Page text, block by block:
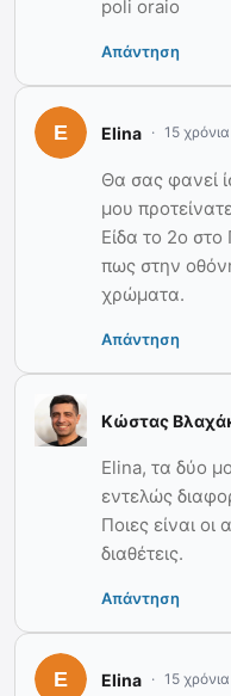
poli oraio
Απάντηση
Elina 15
Θα σας φανεί
μου
Είδα το 2ο
πως στην
χρώματα.
Απάντηση
Κώστας
Elina, τα δύο
εντελώς
Ποιες είναι
διαθέτεις.
Απάντηση
Elina 15